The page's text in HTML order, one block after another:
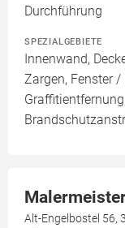
Durchführung
SPEZIALGEBIETE
Innenwand,
Zargen, Fenster
Alt-Engelbostel 56,